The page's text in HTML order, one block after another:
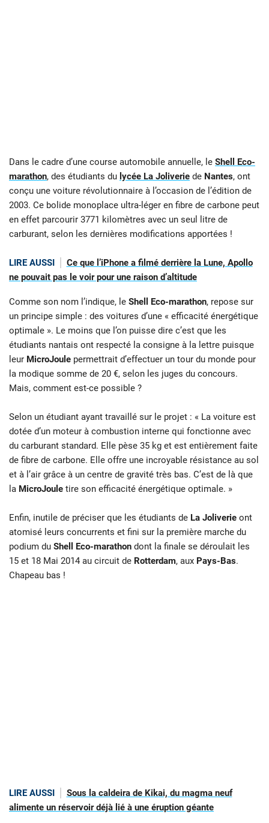
Dans le cadre d’une course automobile annuelle, le Shell Eco-
marathon, des étudiants du lycée La Joliverie de Nantes, ont
conçu une voiture révolutionnaire à l’occasion de l’édition de
2003. Ce bolide monoplace ultra-léger en fibre de carbone peut
en effet parcourir 3771 kilomètres avec un seul litre de
carburant, selon les dernières modifications apportées !
LIRE AUSSI
Ce que l’iPhone a filmé derrière la Lune, Apollo
ne pouvait pas le voir pour une raison d’altitude
Comme son nom l’indique, le Shell Eco-marathon, repose sur
un principe simple : des voitures d’une « efficacité énergétique
optimale ». Le moins que l’on puisse dire c’est que les
étudiants nantais ont respecté la consigne à la lettre puisque
leur MicroJoule permettrait d’effectuer un tour du monde pour
la modique somme de 20 €, selon les juges du concours.
Mais, comment est-ce possible ?
Selon un étudiant ayant travaillé sur le projet : « La voiture est
dotée d’un moteur à combustion interne qui fonctionne avec
du carburant standard. Elle pèse 35 kg et est entièrement faite
de fibre de carbone. Elle offre une incroyable résistance au sol
et à l’air grâce à un centre de gravité très bas. C’est de là que
la MicroJoule tire son efficacité énergétique optimale. »
Enfin, inutile de préciser que les étudiants de La Joliverie ont
atomisé leurs concurrents et fini sur la première marche du
podium du Shell Eco-marathon dont la finale se déroulait les
15 et 18 Mai 2014 au circuit de Rotterdam, aux Pays-Bas.
Chapeau bas !
LIRE AUSSI
Sous la caldeira de Kikai, du magma neuf
alimente un réservoir déjà lié à une éruption géante